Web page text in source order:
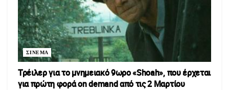
ΣΙΝΕΜΑ
Τρέιλερ για το μνημειακό 9ωρο «Shoah», που έρχεται
για πρώτη φορά on demand από τις 2 Μαρτίου